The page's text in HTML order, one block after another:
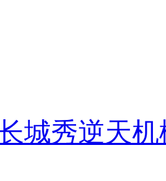
城秀逆天机